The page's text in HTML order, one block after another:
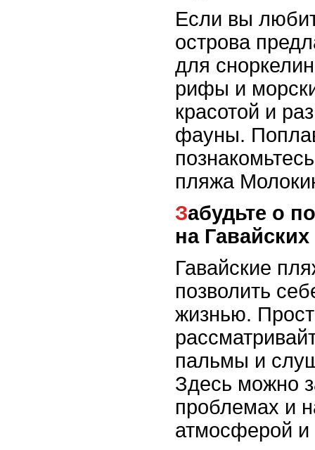
Если вы
острова
для
рифы и
красотой и
фауны.
пляжа
Забудьте о повседневности и расслабьтесь
на
Гавайские
позволить
жизнью.
пальмы и
Здесь можно
проблемах и
атмосферой и